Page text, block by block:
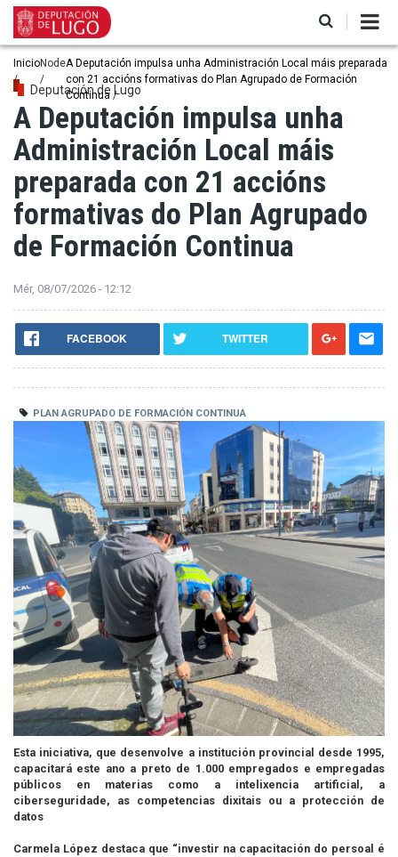
contido
principal
Miga
de
pan
InicioNodeA Deputación impulsa unha Administración Local máis preparada
con 21 accións formativas do Plan Agrupado de Formación
Continua
Deputación de Lugo
A Deputación impulsa unha
Administración Local máis
preparada con 21 accións
formativas do Plan Agrupado
de Formación Continua
Mér, 08/07/2026 - 12:12
FACEBOOK TWITTER
PLAN AGRUPADO DE FORMACIÓN CONTINUA
Esta iniciativa, que desenvolve a institución provincial desde 1995,
capacitará este ano a preto de 1.000 empregados e empregadas
públicos en materias como a intelixencia artificial, a
ciberseguridade, as competencias dixitais ou a protección de
datos
Carmela López destaca que “investir na capacitación do persoal é